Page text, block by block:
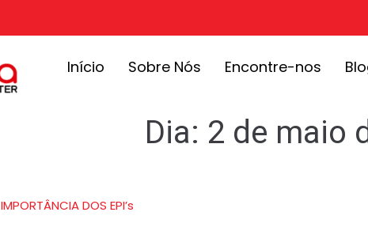
Início Sobre Nós Encontre-nos
Dia: 2 de maio
IMPORTÂNCIA DOS EPI’s